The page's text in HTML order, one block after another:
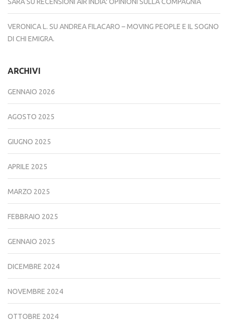
VERONICA L. SU ANDREA FILACARO – MOVING PEOPLE E IL SOGNO
DI CHI EMIGRA.
ARCHIVI
GENNAIO 2026
AGOSTO 2025
GIUGNO 2025
APRILE 2025
MARZO 2025
FEBBRAIO 2025
GENNAIO 2025
DICEMBRE 2024
NOVEMBRE 2024
OTTOBRE 2024